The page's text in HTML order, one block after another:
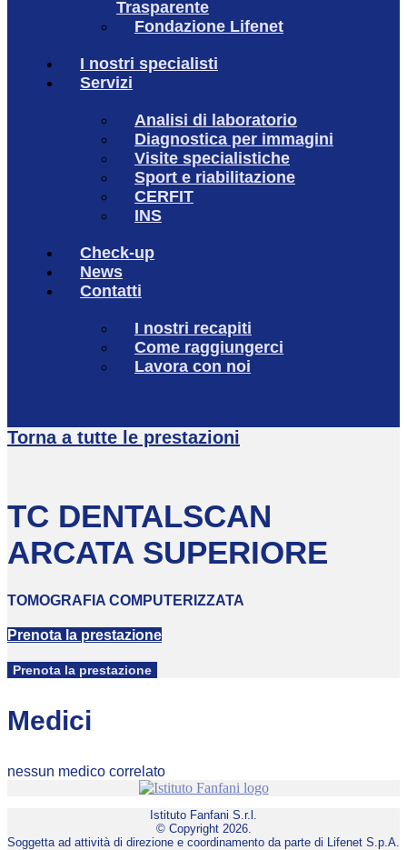
Trasparente
Fondazione Lifenet
I nostri specialisti
Servizi
Analisi di laboratorio
Diagnostica per immagini
Visite specialistiche
Sport e riabilitazione
CERFIT
INS
Check-up
News
Contatti
I nostri recapiti
Come raggiungerci
Lavora con noi
Torna a tutte le prestazioni
TC DENTALSCAN
ARCATA SUPERIORE
TOMOGRAFIA COMPUTERIZZATA
Prenota la prestazione
Prenota la prestazione
Medici
nessun medico correlato
Istituto Fanfani S.r.l.
© Copyright 2026.
Soggetta ad attività di direzione e coordinamento da parte di Lifenet S.p.A.